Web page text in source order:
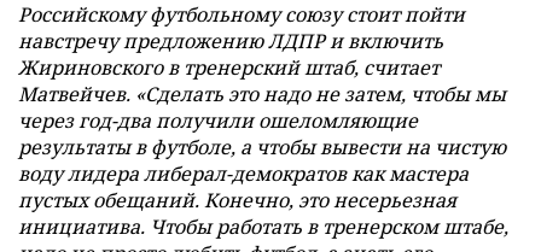
Российскому футбольному союзу стоит пойти
навстречу предложению ЛДПР и включить
Жириновского в тренерский штаб, считает
Матвейчев. «Сделать это надо не затем, чтобы мы
через год-два получили ошеломляющие
результаты в футболе, а чтобы вывести на чистую
воду лидера либерал-демократов как мастера
пустых обещаний. Конечно, это несерьезная
инициатива. Чтобы работать в тренерском штабе,